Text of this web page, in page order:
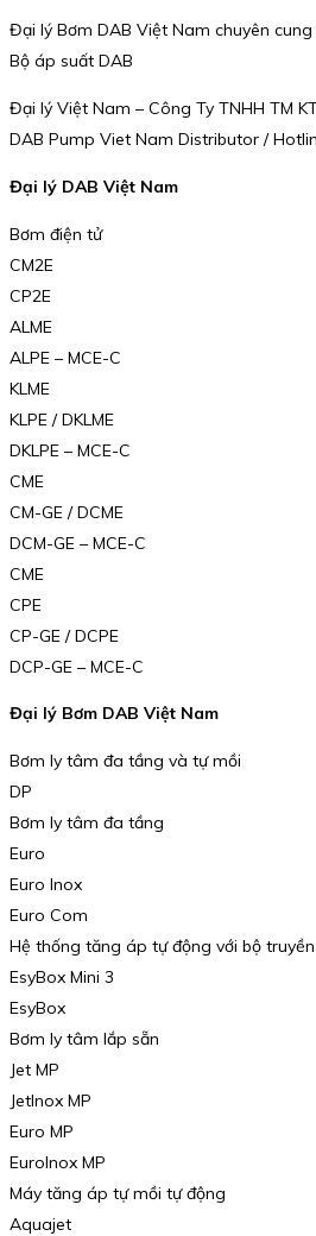
Đại lý Bơm DAB Việt Nam chuyên
Bộ áp suất DAB
Đại lý Việt Nam – Công Ty TNHH TM
DAB Pump Viet Nam Distributor /
Đại lý DAB Việt Nam
Bơm điện tử
CM2E
CP2E
ALME
ALPE – MCE-C
KLME
KLPE / DKLME
DKLPE – MCE-C
CME
CM-GE / DCME
DCM-GE – MCE-C
CME
CPE
CP-GE / DCPE
DCP-GE – MCE-C
Đại lý Bơm DAB Việt Nam
Bơm ly tâm đa tầng và tự mồi
DP
Bơm ly tâm đa tầng
Euro
Euro Inox
Euro Com
Hệ thống tăng áp tự động với bộ
EsyBox Mini 3
EsyBox
Bơm ly tâm lắp sẵn
Jet MP
JetInox MP
Euro MP
EuroInox MP
Máy tăng áp tự mồi tự động
Aquajet